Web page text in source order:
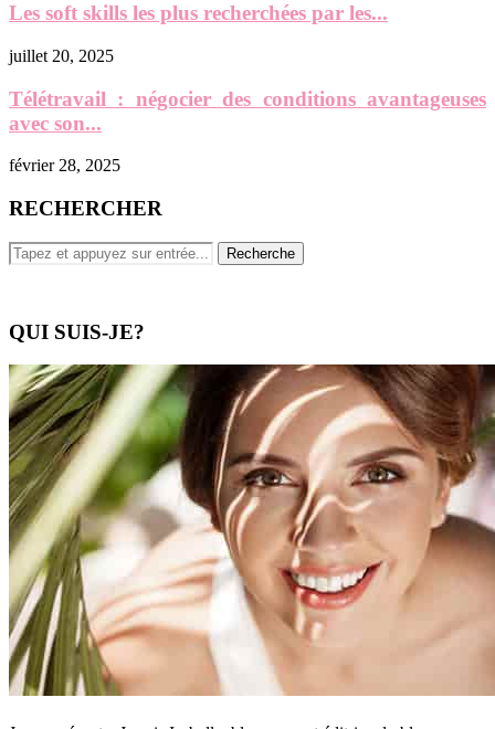
Les soft skills les plus recherchées par les...
juillet 20, 2025
Télétravail : négocier des conditions avantageuses
avec son...
février 28, 2025
RECHERCHER
QUI SUIS-JE?